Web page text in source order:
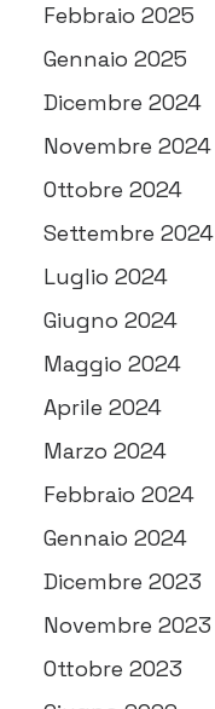
Febbraio 2025
Gennaio 2025
Dicembre 2024
Novembre 2024
Ottobre 2024
Settembre 2024
Luglio 2024
Giugno 2024
Maggio 2024
Aprile 2024
Marzo 2024
Febbraio 2024
Gennaio 2024
Dicembre 2023
Novembre 2023
Ottobre 2023